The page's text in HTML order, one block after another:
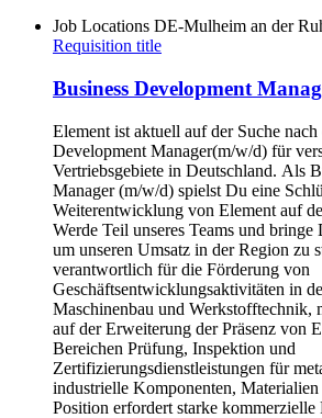
Job Locations DE-Mulheim an der
Requisition title
Business Development
Element ist aktuell auf der Suche nach
Development Manager(m/w/d) für
Vertriebsgebiete in Deutschland. Als
Manager (m/w/d) spielst Du eine
Weiterentwicklung von Element auf
Werde Teil unseres Teams und bringe
um unseren Umsatz in der Region zu
verantwortlich für die Förderung von
Geschäftsentwicklungsaktivitäten in
Maschinenbau und Werkstofftechnik,
auf der Erweiterung der Präsenz von
Bereichen Prüfung, Inspektion und
Zertifizierungsdienstleistungen für
industrielle Komponenten,
Position erfordert starke kommerzielle